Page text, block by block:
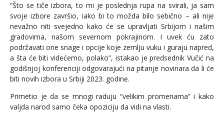
“Što se tiče izbora, to mi je poslednja rupa na svirali, ja sam
svoje izbore završio, iako bi to možda bilo sebično – ali nije
nevažno niti svejedno kako će se upravljati Srbijom i našim
gradovima, našom severnom pokrajinom. I uvek ću zato
podržavati one snage i opcije koje zemlju vuku i guraju napred,
a šta će biti videćemo, polako”, istakao je predsednik Vučić na
godišnjoj konferenciji odgovarajući na pitanje novinara da li će
biti novih izbora u Srbiji 2023. godine.
Primetio je da se mnogi raduju “velikim promenama” i kako
valjda narod samo čeka opoziciju da vidi na vlasti.